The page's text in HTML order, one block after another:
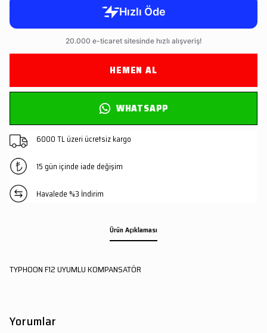
HEMEN AL
WHATSAPP
6000 TL üzeri ücretsiz kargo
15 gün içinde iade değişim
Havalede %3 İndirim
Ürün Açıklaması
TYPHOON F12 UYUMLU KOMPANSATÖR
Yorumlar